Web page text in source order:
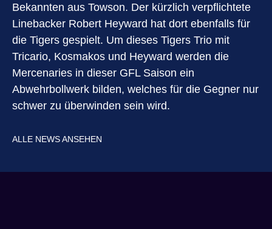
Bekannten aus Towson. Der kürzlich verpflichtete
Linebacker Robert Heyward hat dort ebenfalls für
die Tigers gespielt. Um dieses Tigers Trio mit
Tricario, Kosmakos und Heyward werden die
Mercenaries in dieser GFL Saison ein
Abwehrbollwerk bilden, welches für die Gegner nur
schwer zu überwinden sein wird.
ALLE NEWS ANSEHEN